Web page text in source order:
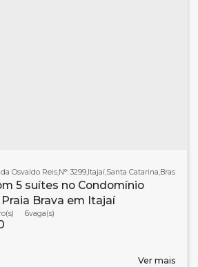
5 suítes no Condomínio
Brava em Itajaí
Osvaldo Reis,N°:3299,Itajaí,Santa Catarina,Brasil
6
Ver mais